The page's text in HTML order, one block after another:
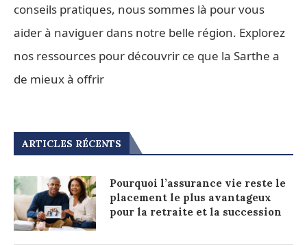
conseils pratiques, nous sommes là pour vous
aider à naviguer dans notre belle région. Explorez
nos ressources pour découvrir ce que la Sarthe a
de mieux à offrir
ARTICLES RÉCENTS
Pourquoi l’assurance vie reste le
placement le plus avantageux
pour la retraite et la succession